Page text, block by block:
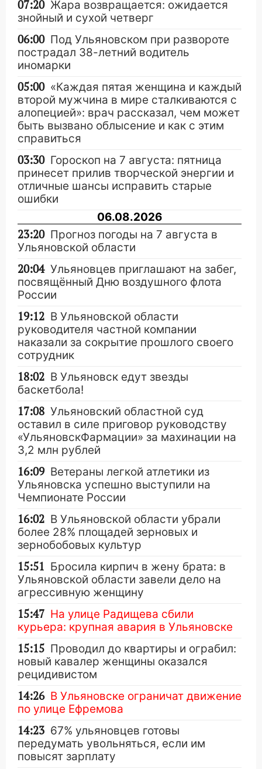
07:20 Жара возвращается: ожидается
знойный и сухой четверг
06:00 Под Ульяновском при развороте
пострадал 38-летний водитель
иномарки
05:00 «Каждая пятая женщина и каждый
второй мужчина в мире сталкиваются с
алопецией»: врач рассказал, чем может
быть вызвано облысение и как с этим
справиться
03:30 Гороскоп на 7 августа: пятница
принесет прилив творческой энергии и
отличные шансы исправить старые
ошибки
06.08.2026
23:20 Прогноз погоды на 7 августа в
Ульяновской области
20:04 Ульяновцев приглашают на забег,
посвящённый Дню воздушного флота
России
19:12 В Ульяновской области
руководителя частной компании
наказали за сокрытие прошлого своего
сотрудник
18:02 В Ульяновск едут звезды
баскетбола!
17:08 Ульяновский областной суд
оставил в силе приговор руководству
«УльяновскФармации» за махинации на
3,2 млн рублей
16:09 Ветераны легкой атлетики из
Ульяновска успешно выступили на
Чемпионате России
16:02 В Ульяновской области убрали
более 28% площадей зерновых и
зернобобовых культур
15:51 Бросила кирпич в жену брата: в
Ульяновской области завели дело на
агрессивную женщину
15:47 На улице Радищева сбили
курьера: крупная авария в Ульяновске
15:15 Проводил до квартиры и ограбил:
новый кавалер женщины оказался
рецидивистом
14:26 В Ульяновске ограничат движение
по улице Ефремова
14:23 67% ульяновцев готовы
передумать увольняться, если им
повысят зарплату